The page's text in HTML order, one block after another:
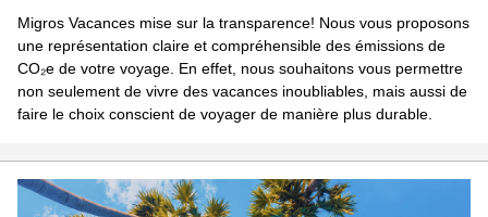
Migros Vacances mise sur la transparence! Nous vous proposons
une représentation claire et compréhensible des émissions de
CO₂e de votre voyage. En effet, nous souhaitons vous permettre
non seulement de vivre des vacances inoubliables, mais aussi de
faire le choix conscient de voyager de manière plus durable.